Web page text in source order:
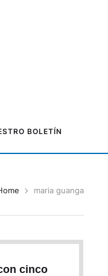
BOLETÍN
maria guanga
cinco